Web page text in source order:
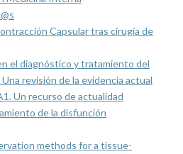
Capsular tras cirugía de
el diagnóstico y tratamiento del
revisión de la evidencia actual
Un recurso de actualidad
de la disfunción
methods for a tissue-